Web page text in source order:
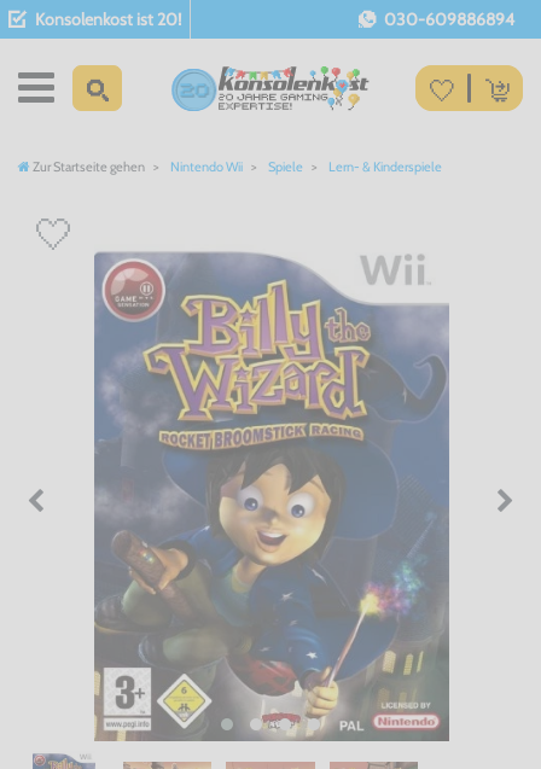
Konsolenkost ist 20! 030-609886894
Zur Startseite gehen Nintendo Wii Spiele Lern- & Kinderspiele